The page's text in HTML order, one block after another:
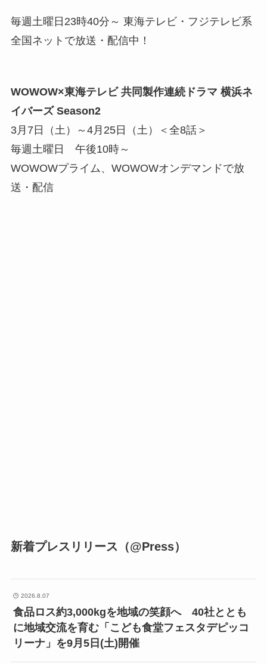
毎週土曜日23時40分～ 東海テレビ・フジテレビ系
全国ネットで放送・配信中！
WOWOW×東海テレビ 共同製作連続ドラマ 横浜ネ
イバーズ Season2
3月7日（土）～4月25日（土）＜全8話＞
毎週土曜日 午後10時～
WOWOWプライム、WOWOWオンデマンドで放
送・配信
新着プレスリリース（@Press）
2026.8.07
食品ロス約3,000kgを地域の笑顔へ 40社ととも
に地域交流を育む「こども食堂フェスタデピッコ
リーナ」を9月5日(土)開催